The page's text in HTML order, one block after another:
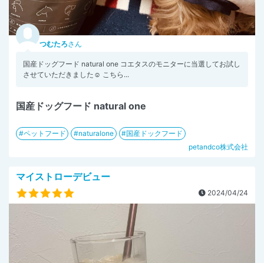
つむたろさん
国産ドッグフード natural one コエタスのモニターに当選してお試し
させていただきました☺️ こちら...
国産ドッグフード natural one
ペットフード naturalone
国産ドックフード
petandco株式会社
マイストローデビュー
2024/04/24